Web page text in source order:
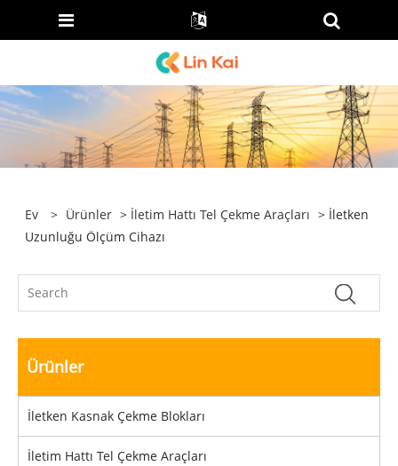
Ev > Ürünler > İletim Hattı Tel Çekme Araçları > İletken
Uzunluğu Ölçüm Cihazı
Ürünler
İletken Kasnak Çekme Blokları
İletim Hattı Tel Çekme Araçları